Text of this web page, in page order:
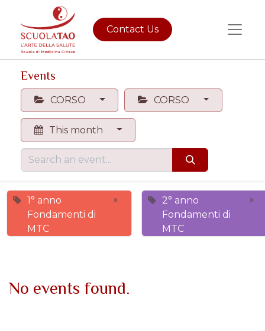
Contact Us
Events
CORSO CORSO
This month
1° anno
Fondamenti di
MTC
×
2° anno
Fondamenti di
MTC
×
No events found.